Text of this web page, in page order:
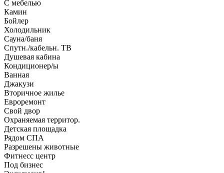
С мебелью
Камин
Бойлер
Холодильник
Сауна/баня
Спутн./кабельн. ТВ
Душевая кабина
Кондиционер/ы
Ванная
Джакузи
Вторичное жилье
Евроремонт
Свой двор
Охраняемая территор.
Детская площадка
Рядом СПА
Разрешены животные
Фитнесс центр
Под бизнес